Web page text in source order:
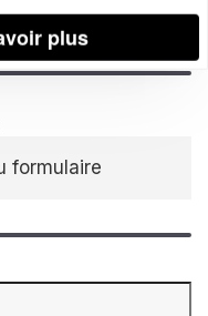
contributors,CC-BY-SA
formulaire
plus